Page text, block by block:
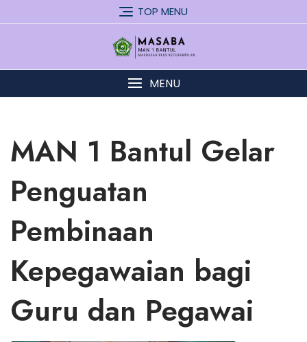
to
TOP MENU
MENU
MAN 1 Bantul Gelar
Penguatan
Pembinaan
Kepegawaian bagi
Guru dan Pegawai